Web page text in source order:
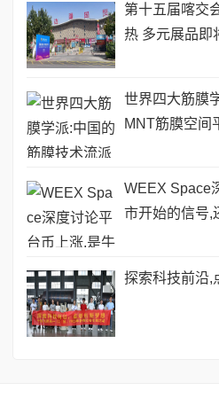
第十五届喀交
热 多元展品即
世界四大筋膜
MNT筋膜空间
WEEX Space
市开始的信号,
探索科技前沿,